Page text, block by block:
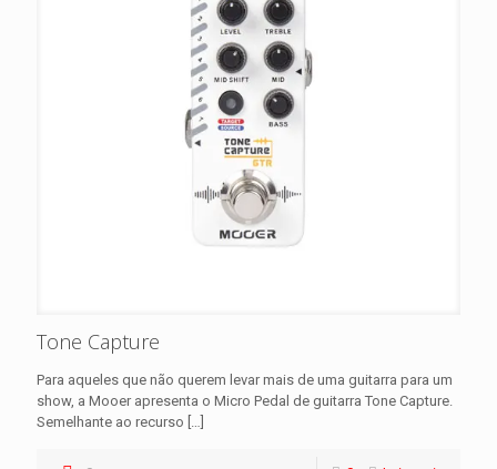
Tone Capture
Para aqueles que não querem levar mais de uma guitarra para um
show, a Mooer apresenta o Micro Pedal de guitarra Tone Capture.
Semelhante ao recurso […]